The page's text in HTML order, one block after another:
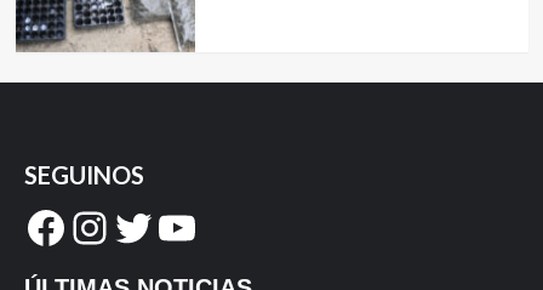
SEGUINOS
Facebook
Instagram
Twitter
YouTube